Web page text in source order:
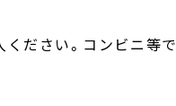
ださい。コンビニ等で